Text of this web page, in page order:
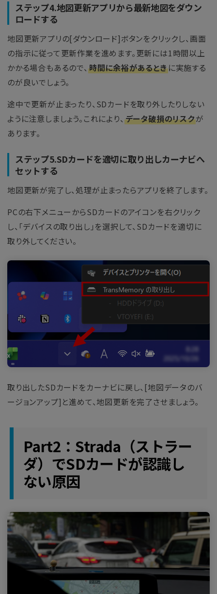
ステップ4.地図更新アプリから最新地図をダウン
ロードする
地図更新アプリの[ダウンロード]ボタンをクリックし、画面
の指示に従って更新作業を進めます。更新には1時間以上
かかる場合もあるので、 時間に余裕があるときに実施する
のが良いでしょう。
途中で更新が止まったり、SDカードを取り外したりしない
ように注意しましょう。これにより、 データ破損のリスクが
あります。
ステップ5.SDカードを適切に取り出しカーナビへ
セットする
地図更新が完了し、処理が止まったらアプリを終了します。
PCの右下メニューからSDカードのアイコンを右クリック
し、「デバイスの取り出し」を選択して、SDカードを適切に
取り外してください。
取り出したSDカードをカーナビに戻し、[地図データのバ
ージョンアップ]と進めて、地図更新を完了させましょう。
Part2：Strada（ストラー
ダ）でSDカードが認識し
ない原因